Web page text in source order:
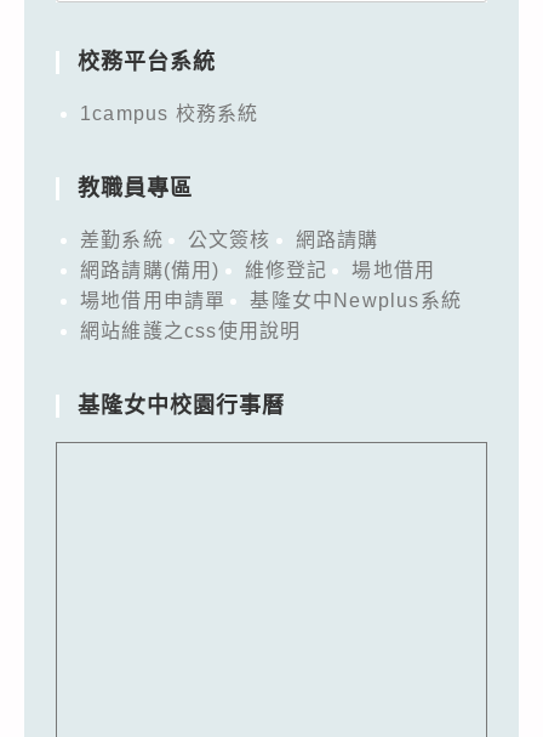
校務平台系統
1campus 校務系統
教職員專區
差勤系統 公文簽核
網路請購
網路請購(備用)
維修登記
場地借用
場地借用申請單
基隆女中Newplus系統
網站維護之css使用說明
基隆女中校園行事曆